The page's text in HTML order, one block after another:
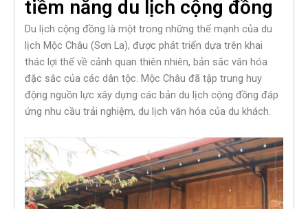
tiềm năng du lịch cộng đồng
Du lịch cộng đồng là một trong những thế mạnh của du
lịch Mộc Châu (Sơn La), được phát triển dựa trên khai
thác lợi thế về cảnh quan thiên nhiên, bản sắc văn hóa
đặc sắc của các dân tộc. Mộc Châu đã tập trung huy
động nguồn lực xây dựng các bản du lịch cộng đồng đáp
ứng nhu cầu trải nghiệm, du lịch văn hóa của du khách.